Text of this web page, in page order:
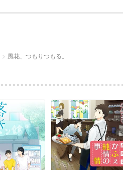
風花、つもりつもる。